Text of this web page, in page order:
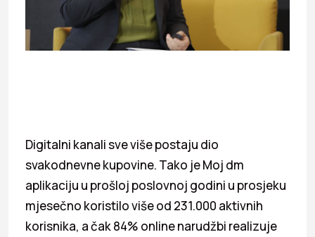
Digitalni kanali sve više postaju dio
svakodnevne kupovine. Tako je Moj dm
aplikaciju u prošloj poslovnoj godini u prosjeku
mjesečno koristilo više od 231.000 aktivnih
korisnika, a čak 84% online narudžbi realizuje